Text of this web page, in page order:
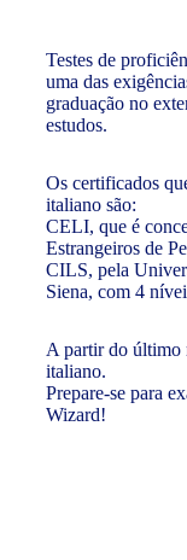
Testes de
uma das
graduação no
estudos.
Os certificados
italiano são:
CELI, que é
Estrangeiros de
CILS, pela
Siena, com 4
A partir do último
italiano.
Prepare-se para
Wizard!